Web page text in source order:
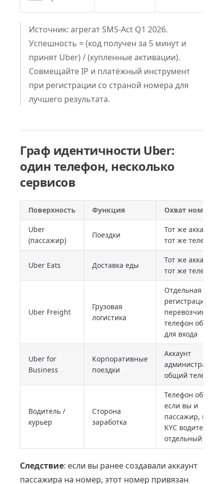
Источник: агрегат SMS-Act Q1 2026.
Успешность = (код получен за 5 минут и
принят Uber) / (купленные активации).
Совмещайте IP и платёжный инструмент
при регистрации со страной номера для
лучшего результата.
Граф идентичности Uber:
один телефон, несколько
сервисов
Поверхность Функция Охват номера
Uber
(пассажир)
Поездки
Тот же аккаунт,
тот же телефон
Uber Eats Доставка еды
Тот же аккаунт,
тот же телефон
Uber Freight
Грузовая
логистика
Отдельная
регистрация
перевозчика,
телефон общий
для входа
Uber for
Business
Корпоративные
поездки
Аккаунт
общий телефон
Водитель /
курьер
Сторона
заработка
Телефон общий,
если вы и
пассажир, но
KYC водителя
отдельный
Следствие: если вы ранее создавали аккаунт
пассажира на номер, этот номер привязан